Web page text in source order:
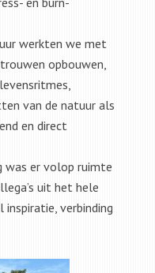
werkten we met
opbouwen,
van de natuur als
en direct
was er volop ruimte
uit het hele
verbinding